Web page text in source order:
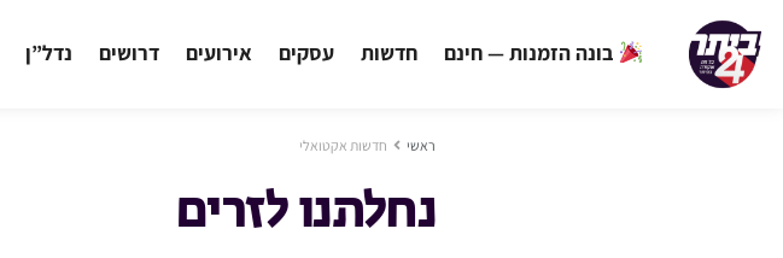
בונה הזמנות — חינם חדשות עסקים אירועים דרושים נדל”ן
ראשי חדשות אקטואלי
נחלתנו לזרים